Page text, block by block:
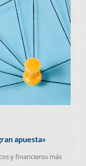
apuesta»
y financieros más